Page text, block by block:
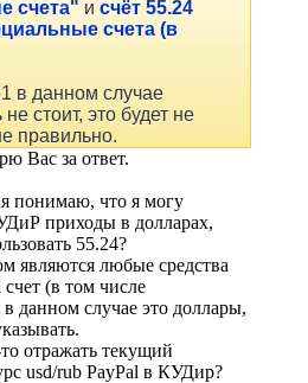
счета" и счёт 55.24
счета (в
в данном случае
стоит, это будет не
правильно.
Вас за ответ.
понимаю, что я могу
приходы в долларах,
55.24?
являются любые средства
(в том числе
данном случае это доллары,
отражать текущий
usd/rub PayPal в КУДир?